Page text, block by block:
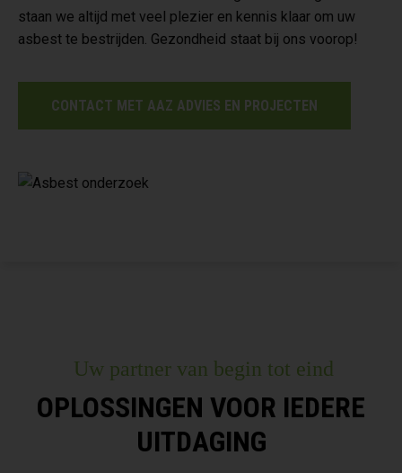
staan we altijd met veel plezier en kennis klaar om uw
asbest te bestrijden. Gezondheid staat bij ons voorop!
CONTACT MET AAZ ADVIES EN PROJECTEN
Uw partner van begin tot eind
OPLOSSINGEN VOOR IEDERE
UITDAGING